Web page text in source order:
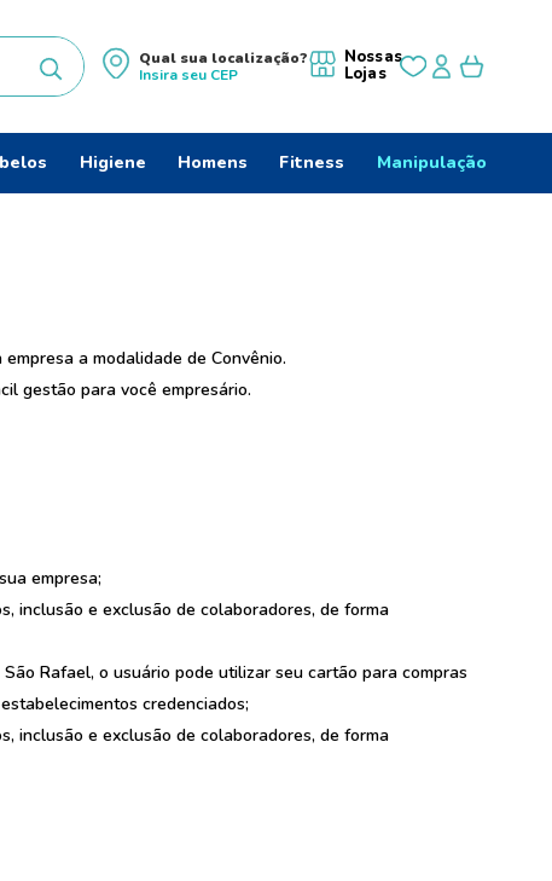
Qual sua localização?
Insira seu CEP
Nossas
Lojas
Higiene Homens Fitness Manipulação
a modalidade de Convênio.
gestão para você empresário.
empresa;
inclusão e exclusão de colaboradores, de forma
Rafael, o usuário pode utilizar seu cartão para compras
credenciados;
inclusão e exclusão de colaboradores, de forma